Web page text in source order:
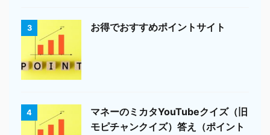
3 お得でおすすめポイントサイト
4
マネーのミカタYouTubeクイズ（旧
モピチャンクイズ）答え（ポイント